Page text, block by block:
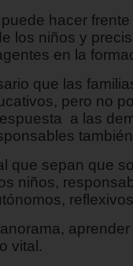
hacer
los niños y
en la
que las
pero no
a las
que sepan que
niños,
vital.